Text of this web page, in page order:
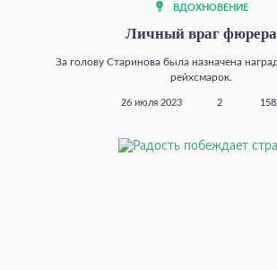
ВДОХНОВЕНИЕ
Личный враг фюрера
За голову Старинова была назначена
рейхсмарок.
26 июля 2023 2